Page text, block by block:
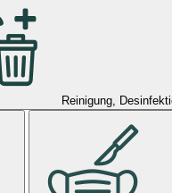
Reinigung,